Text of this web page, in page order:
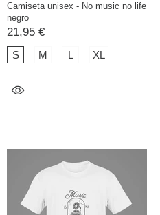
Camiseta unisex - No music no life
negro
21,95 €
S M L XL